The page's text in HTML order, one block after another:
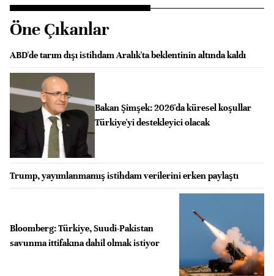
Öne Çıkanlar
ABD'de tarım dışı istihdam Aralık'ta beklentinin altında kaldı
Bakan Şimşek: 2026'da küresel koşullar
Türkiye'yi destekleyici olacak
Trump, yayımlanmamış istihdam verilerini erken paylaştı
Bloomberg: Türkiye, Suudi-Pakistan
savunma ittifakına dahil olmak istiyor